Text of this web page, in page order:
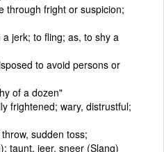
through fright or suspicion;
jerk; to fling; as, to shy a
to avoid persons or
of a dozen"
frightened; wary, distrustful;
sudden toss;
taunt, jeer, sneer (Slang)